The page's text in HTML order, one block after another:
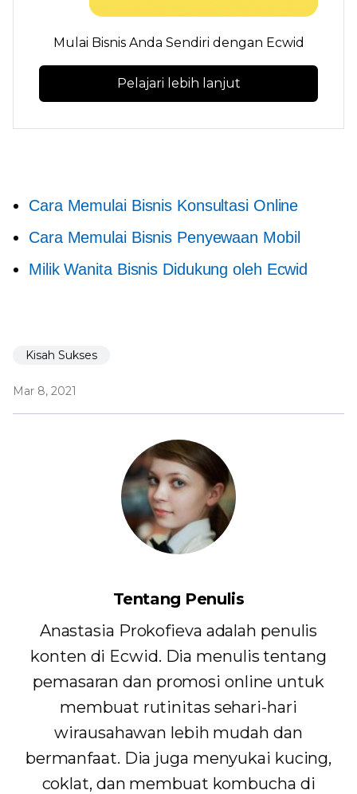
Mulai Bisnis Anda Sendiri dengan Ecwid
Pelajari lebih lanjut
Cara Memulai Bisnis Konsultasi Online
Cara Memulai Bisnis Penyewaan Mobil
Milik WanitaBisnis Didukung oleh Ecwid
Kisah Sukses
Mar 8, 2021
Tentang Penulis
Anastasia Prokofieva adalah penulis
konten di Ecwid. Dia menulis tentang
pemasaran dan promosi online untuk
membuat rutinitas sehari-hari
wirausahawan lebih mudah dan
bermanfaat. Dia juga menyukai kucing,
coklat, dan membuat kombucha di